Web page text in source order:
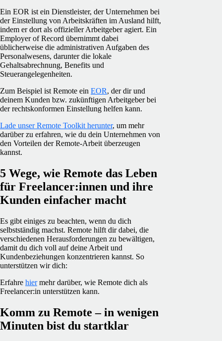
Ein EOR ist ein Dienstleister, der Unternehmen bei
der Einstellung von Arbeitskräften im Ausland hilft,
indem er dort als offizieller Arbeitgeber agiert. Ein
Employer of Record übernimmt dabei
üblicherweise die administrativen Aufgaben des
Personalwesens, darunter die lokale
Gehaltsabrechnung, Benefits und
Steuerangelegenheiten.
Zum Beispiel ist Remote ein EOR, der dir und
deinem Kunden bzw. zukünftigen Arbeitgeber bei
der rechtskonformen Einstellung helfen kann.
Lade unser Remote Toolkit herunter, um mehr
darüber zu erfahren, wie du dein Unternehmen von
den Vorteilen der Remote-Arbeit überzeugen
kannst.
5 Wege, wie Remote das Leben
für Freelancer:innen und ihre
Kunden einfacher macht
Es gibt einiges zu beachten, wenn du dich
selbstständig machst. Remote hilft dir dabei, die
verschiedenen Herausforderungen zu bewältigen,
damit du dich voll auf deine Arbeit und
Kundenbeziehungen konzentrieren kannst. So
unterstützen wir dich:
Erfahre hiermehr darüber, wie Remote dich als
Freelancer:in unterstützen kann.
Komm zu Remote – in wenigen
Minuten bist du startklar